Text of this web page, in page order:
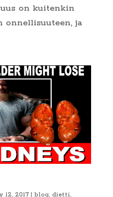
on kuitenkin
onnellisuuteen, ja
12, 2017| blog, dietti,